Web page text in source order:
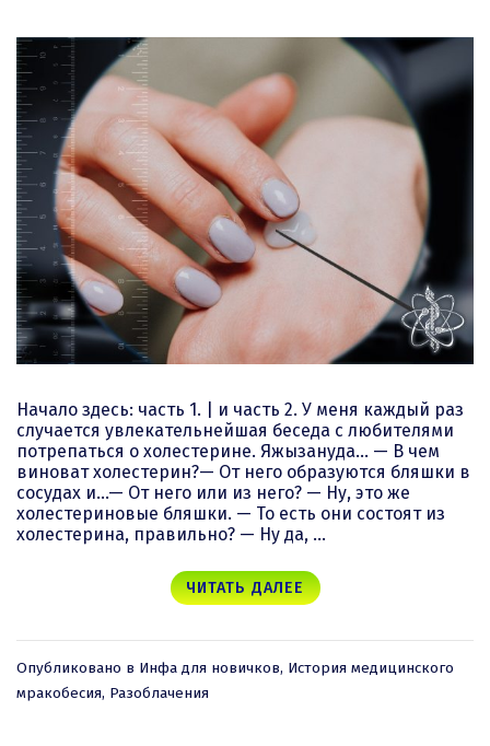
Начало здесь: часть 1. | и часть 2. У меня каждый раз
случается увлекательнейшая беседа с любителями
потрепаться о холестерине. Яжызануда… — В чем
виноват холестерин?— От него образуются бляшки в
сосудах и…— От него или из него? — Ну, это же
холестериновые бляшки. — То есть они состоят из
холестерина, правильно? — Ну да, …
ЧИТАТЬ ДАЛЕЕ
Опубликовано в Инфа для новичков, История медицинского
мракобесия, Разоблачения